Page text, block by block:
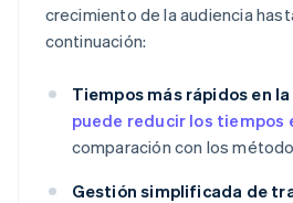
crecimiento de la audiencia
continuación:
Tiempos más rápidos en
puede reducir los tiempos
comparación con los
Gestión simplificada de